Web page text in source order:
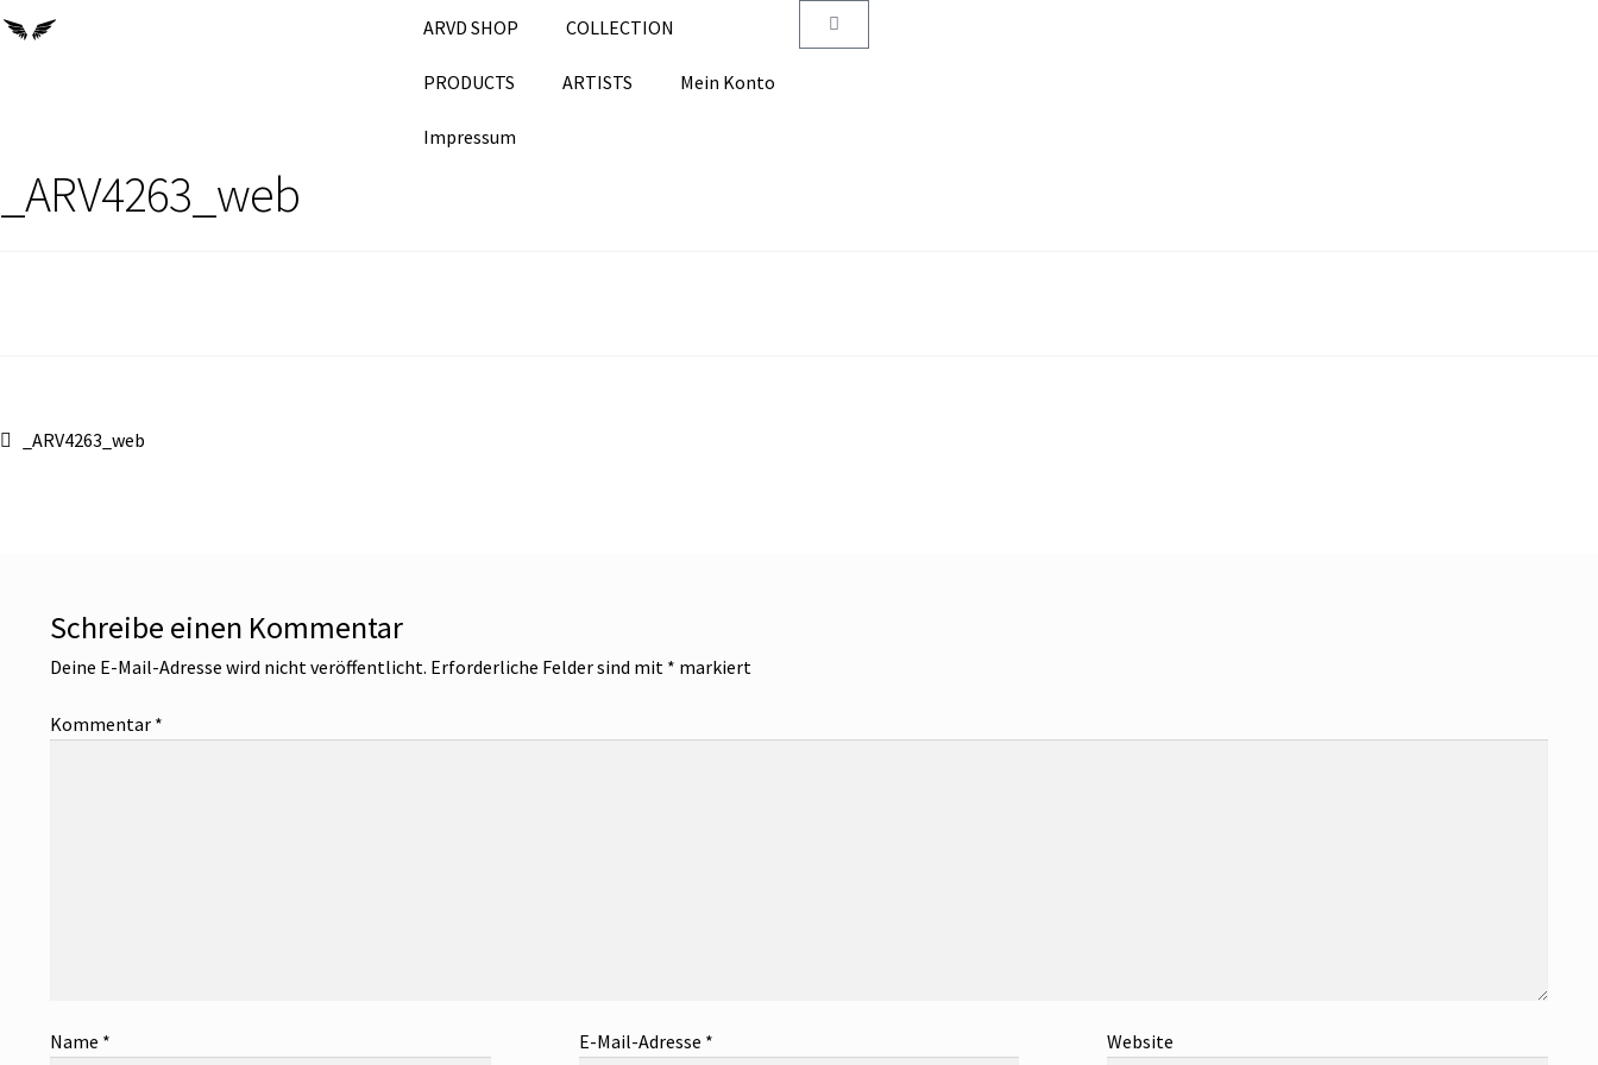
ARVD SHOP COLLECTION
PRODUCTS ARTISTS Mein Konto
Impressum
_ARV4263_web
_ARV4263_web
Schreibe einen Kommentar
Deine E-Mail-Adresse wird nicht veröffentlicht. Erforderliche Felder sind mit * markiert
Kommentar *
Name * E-Mail-Adresse * Website